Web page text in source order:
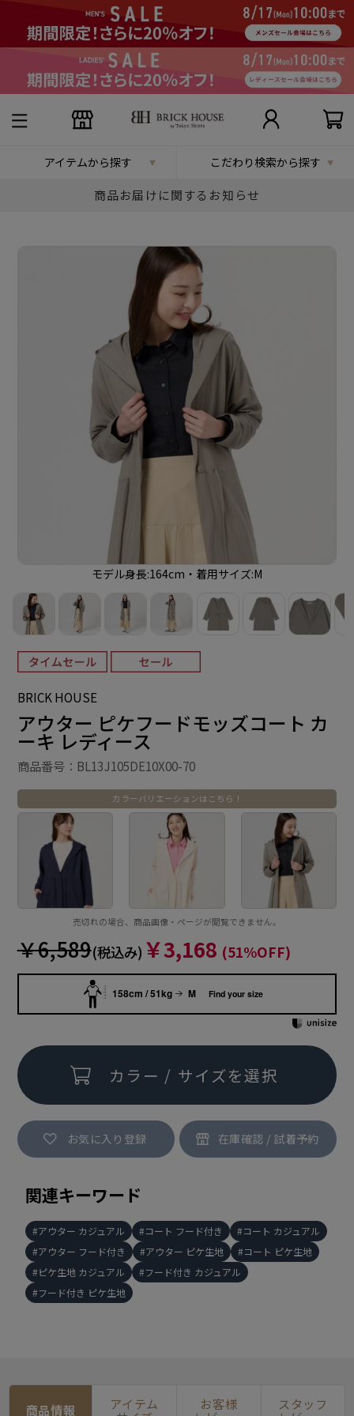
アイテムから探す こだわり検索から探す
商品お届けに関するお知らせ
モデル身長:164cm・着用サイズ:M
BRICK HOUSE
アウター ピケフードモッズコート カ
ーキ レディース
商品番号：BL13J105DE10X00-70
カラーバリエーションはこちら！
売切れの場合、商品画像・ページが閲覧できません。
￥6,589(税込み) ￥3,168 (51%OFF)
158cm / 51kg M Find your size
カラー / サイズを選択
お気に入り登録
関連キーワード
アウター カジュアル コート フード付き
コート カジュアル
アウター フード付き
アウター ピケ生地
コート ピケ生地
ピケ生地 カジュアル
フード付き カジュアル
フード付き ピケ生地
商品情報 アイテム お客様 スタッフ